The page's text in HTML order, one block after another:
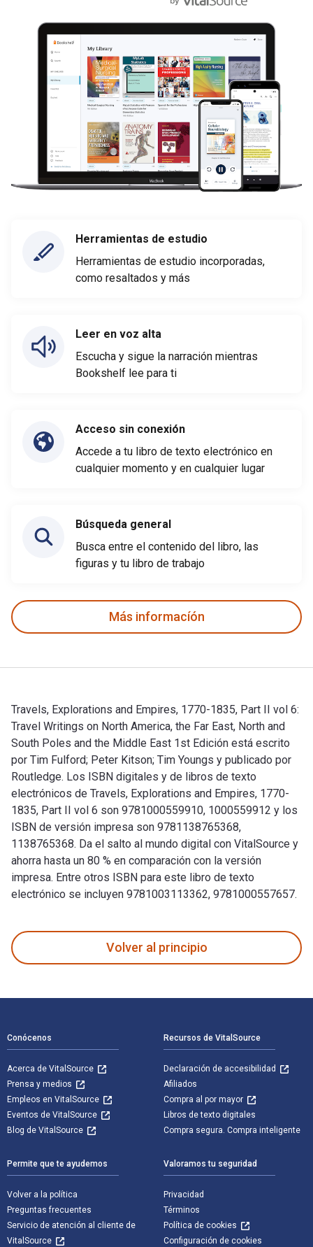
Herramientas de estudio
Herramientas de estudio incorporadas,
como resaltados y más
Leer en voz alta
Escucha y sigue la narración mientras
Bookshelf lee para ti
Acceso sin conexión
Accede a tu libro de texto electrónico en
cualquier momento y en cualquier lugar
Búsqueda general
Busca entre el contenido del libro, las
figuras y tu libro de trabajo
Más informacíón
Travels, Explorations and Empires, 1770-1835, Part II vol 6:
Travel Writings on North America, the Far East, North and
South Poles and the Middle East 1st Edición está escrito
por Tim Fulford; Peter Kitson; Tim Youngs y publicado por
Routledge. Los ISBN digitales y de libros de texto
electrónicos de Travels, Explorations and Empires, 1770-
1835, Part II vol 6 son 9781000559910, 1000559912 y los
ISBN de versión impresa son 9781138765368,
1138765368. Da el salto al mundo digital con VitalSource y
ahorra hasta un 80 % en comparación con la versión
impresa. Entre otros ISBN para este libro de texto
electrónico se incluyen 9781003113362, 9781000557657.
Volver al principio
Conócenos
Acerca de VitalSource
Prensa y medios
Empleos en VitalSource
Eventos de VitalSource
Blog de VitalSource
Recursos de VitalSource
Declaración de accesibilidad
Afiliados
Compra al por mayor
Libros de texto digitales
Compra segura. Compra inteligente
Permite que te ayudemos
Volver a la política
Preguntas frecuentes
Servicio de atención al cliente de
VitalSource
Valoramos tu seguridad
Privacidad
Términos
Política de cookies
Configuración de cookies